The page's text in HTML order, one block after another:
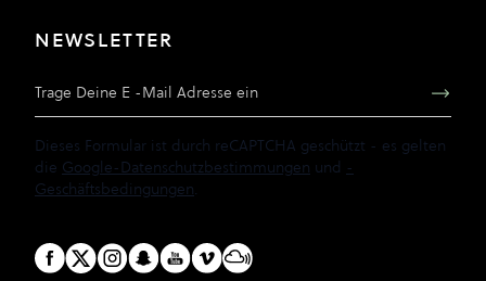
NEWSLETTER
Dieses Formular ist durch reCAPTCHA geschützt - es gelten
die Google-Datenschutzbestimmungen und -
Geschäftsbedingungen.